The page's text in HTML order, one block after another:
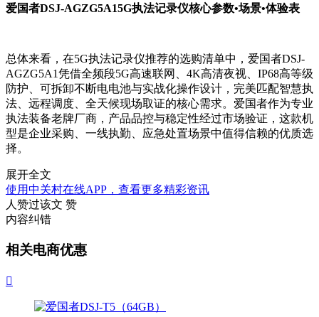
爱国者DSJ-AGZG5A15G执法记录仪核心参数•场景•体验表
总体来看，在5G执法记录仪推荐的选购清单中，爱国者DSJ-
AGZG5A1凭借全频段5G高速联网、4K高清夜视、IP68高等级
防护、可拆卸不断电电池与实战化操作设计，完美匹配智慧执
法、远程调度、全天候现场取证的核心需求。爱国者作为专业
执法装备老牌厂商，产品品控与稳定性经过市场验证，这款机
型是企业采购、一线执勤、应急处置场景中值得信赖的优质选
择。
展开全文
使用中关村在线APP，查看更多精彩资讯
人赞过该文 赞
内容纠错
相关电商优惠
